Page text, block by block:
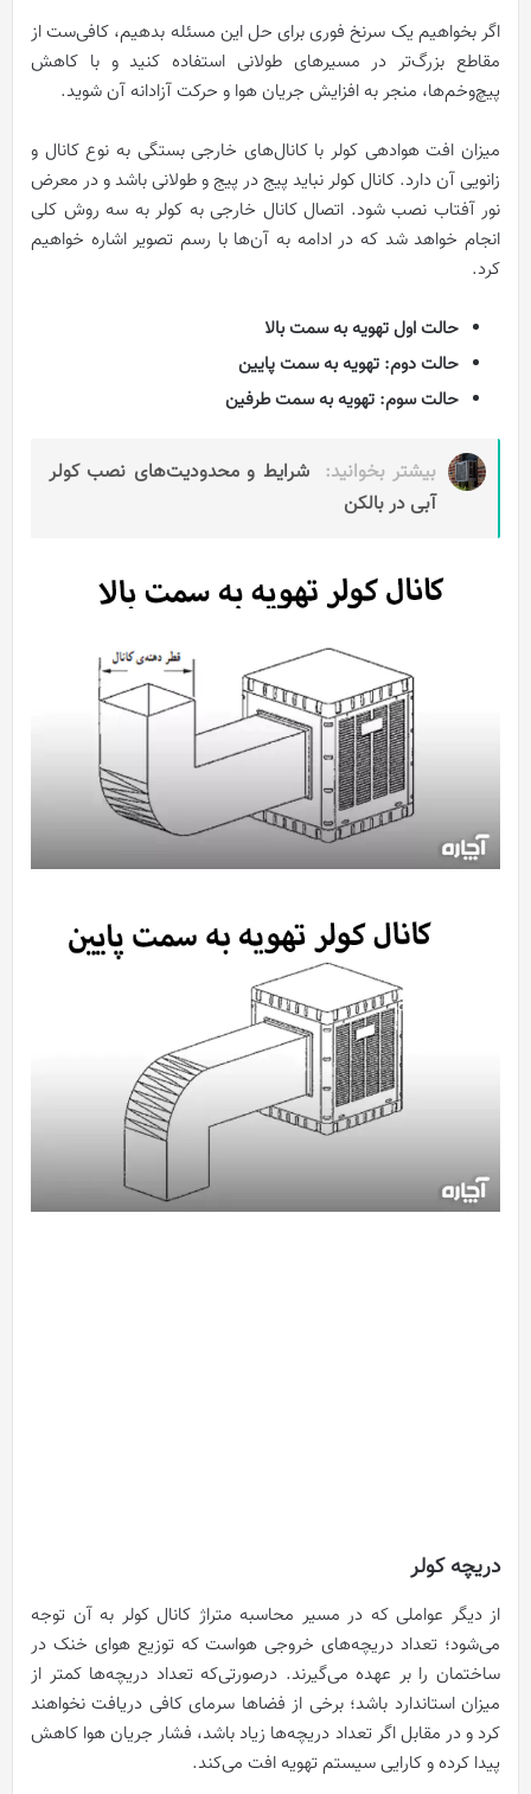
اگر بخواهیم یک سرنخ فوری برای حل این مسئله بدهیم، کافی‌ست از
مقاطع بزرگ‌تر در مسیرهای طولانی استفاده کنید و با کاهش
پیچ‌وخم‌ها، منجر به افزایش جریان هوا و حرکت آزادانه آن شوید.
میزان افت هوادهی کولر با کانال‌های خارجی بستگی به نوع کانال و
زانویی آن دارد. کانال کولر نباید پیج در پیج و طولانی باشد و در معرض
نور آفتاب نصب شود. اتصال کانال خارجی به کولر به سه روش کلی
انجام خواهد شد که در ادامه به آن‌ها با رسم تصویر اشاره خواهیم
کرد.
حالت اول تهویه به سمت بالا
حالت دوم: تهویه به سمت پایین
حالت سوم: تهویه به سمت طرفین
بیشتر بخوانید: شرایط و محدودیت‌های نصب کولر
آبی در بالکن
دریچه کولر
از دیگر عواملی که در مسیر محاسبه متراژ کانال کولر به آن توجه
می‌شود؛ تعداد دریچه‌های خروجی‌ هواست که توزیع هوای خنک در
ساختمان را بر عهده می‌گیرند. درصورتی‌که تعداد دریچه‌ها کمتر از
میزان استاندارد باشد؛ برخی از فضاها سرمای کافی دریافت نخواهند
کرد و در مقابل اگر تعداد دریچه‌ها زیاد باشد، فشار جریان هوا کاهش
پیدا کرده و کارایی سیستم تهویه افت می‌کند.